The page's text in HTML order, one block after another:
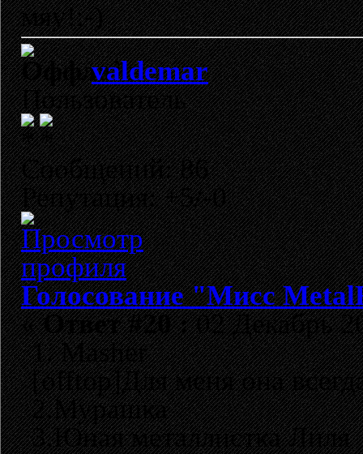
мяу!;-)
valdemar
Пользователь
Сообщений: 86
Репутация: +5/-0
Голосование "Мисс
«Ответ #20 :02 Декабрь
1. Masher
[offtop]Для меня она
2.Мурашка
3.Юная металлистка Лиля